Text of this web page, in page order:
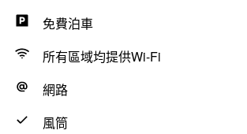
免費泊車
所有區域均提供Wi-Fi
網路
風筒